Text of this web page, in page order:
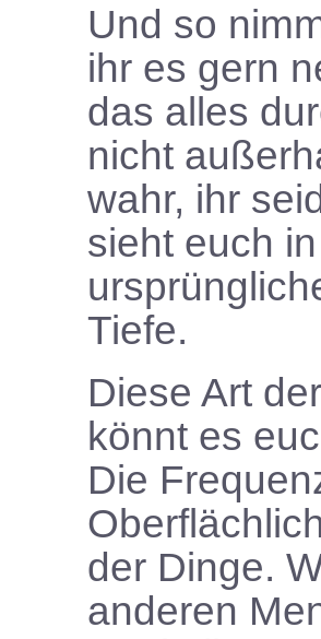
Und so
ihr es gern
das alles
nicht
wahr, ihr
sieht euch
Tiefe.
Diese Art
könnt es
Die
der Dinge.
anderen